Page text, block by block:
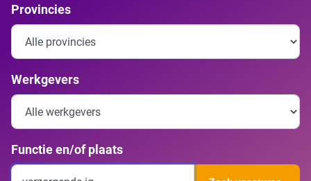
Provincies
Werkgevers
Functie en/of plaats